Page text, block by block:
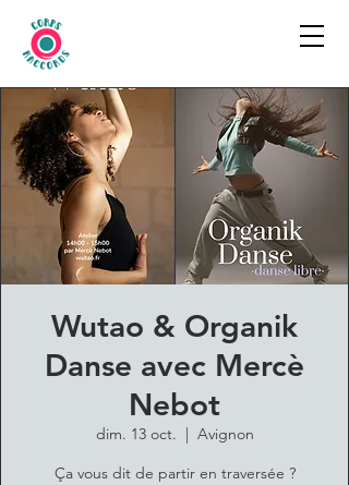
Wutao & Organik
Danse avec Mercè
Nebot
dim. 13 oct.
  |
Avignon
Ça vous dit de partir en traversée ?